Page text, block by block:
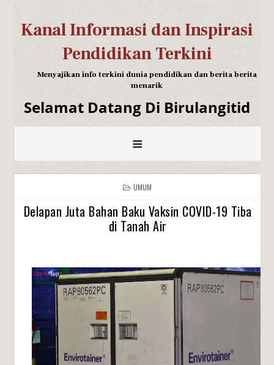
Kanal Informasi dan Inspirasi
Pendidikan Terkini
Menyajikan info terkini dunia pendidikan dan berita berita
menarik
Selamat Datang Di Birulangitid
≡
UMUM
Delapan Juta Bahan Baku Vaksin COVID-19 Tiba
di Tanah Air